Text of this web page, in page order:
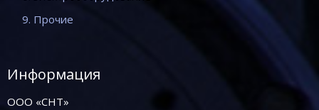
9. Прочие
Информация
ООО «СНТ»